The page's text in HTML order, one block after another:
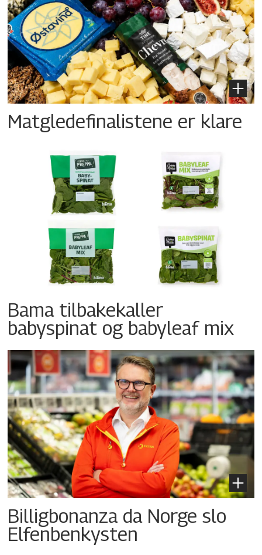
Matgledefinalistene er klare
Bama tilbakekaller
babyspinat og babyleaf mix
Billigbonanza da Norge slo
Elfenbenkysten